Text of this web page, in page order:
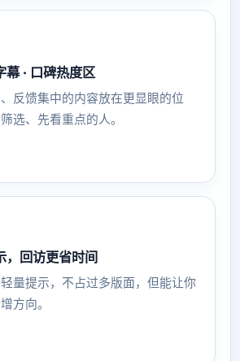
· 口碑热度区
反馈集中的内容放在更显眼的位
选、先看重点的人。
，回访更省时间
量提示，不占过多版面，但能让你
方向。